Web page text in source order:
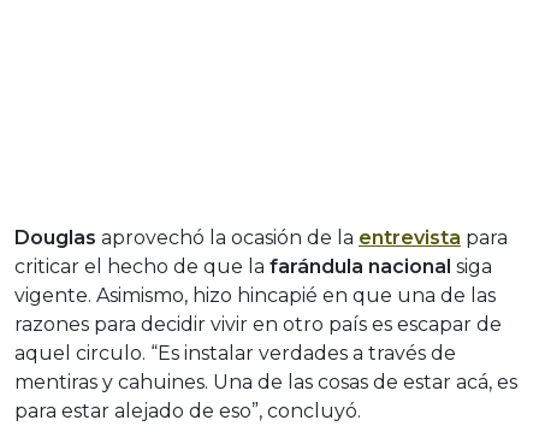
Douglas aprovechó la ocasión de la entrevista para
criticar el hecho de que la farándula nacional siga
vigente. Asimismo, hizo hincapié en que una de las
razones para decidir vivir en otro país es escapar de
aquel circulo. “Es instalar verdades a través de
mentiras y cahuines. Una de las cosas de estar acá, es
para estar alejado de eso”, concluyó.